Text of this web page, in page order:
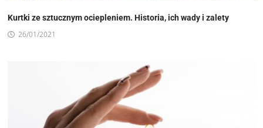
Kurtki ze sztucznym ociepleniem. Historia, ich wady i zalety
26/01/2021